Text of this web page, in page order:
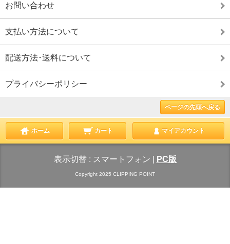
お問い合わせ
支払い方法について
配送方法･送料について
プライバシーポリシー
ページの先頭へ戻る
ホーム カート マイアカウント
表示切替 : スマートフォン PC版
Copyright 2025 CLIPPING POINT